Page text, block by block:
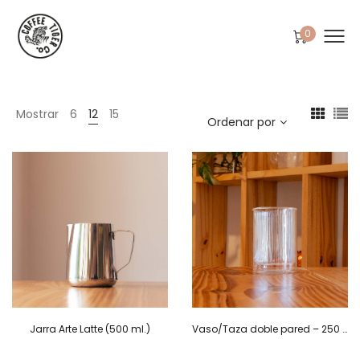
0
Mostrar 6 12 15 Ordenar por
Jarra Arte Latte (500 ml.) Vaso/Taza doble pared – 250 ml